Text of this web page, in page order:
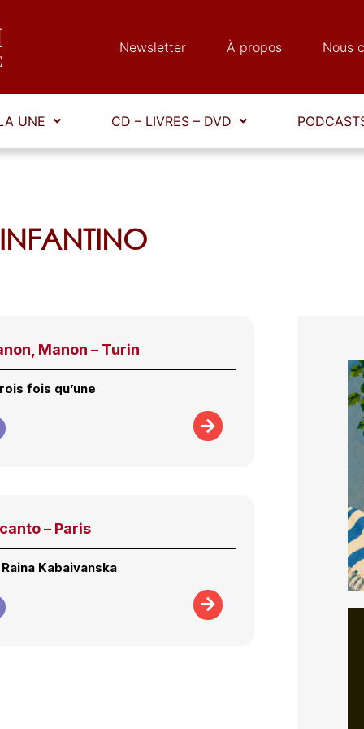
Newsletter À propos Nous
UNE CD – LIVRES – DVD
Manon – Turin
fois qu’une
– Paris
Kabaivanska